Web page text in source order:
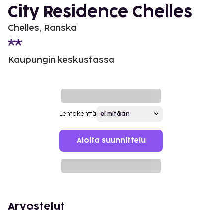
City Residence Chelles
Chelles, Ranska
Kaupungin keskustassa
Lentokenttä
Aloita suunnittelu
Arvostelut